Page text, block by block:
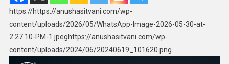
https://https://anushasitvani.com/wp-
content/uploads/2026/05/WhatsApp-Image-2026-05-30-at-
2.27.10-PM-1.jpeghttps://anushasitvani.com/wp-
content/uploads/2024/06/20240619_101620.png